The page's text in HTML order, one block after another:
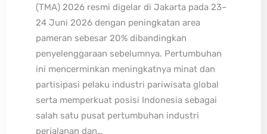
(TMA) 2026 resmi digelar di Jakarta pada 23–
24 Juni 2026 dengan peningkatan area
pameran sebesar 20% dibandingkan
penyelenggaraan sebelumnya. Pertumbuhan
ini mencerminkan meningkatnya minat dan
partisipasi pelaku industri pariwisata global
serta memperkuat posisi Indonesia sebagai
salah satu pusat pertumbuhan industri
perjalanan dan…